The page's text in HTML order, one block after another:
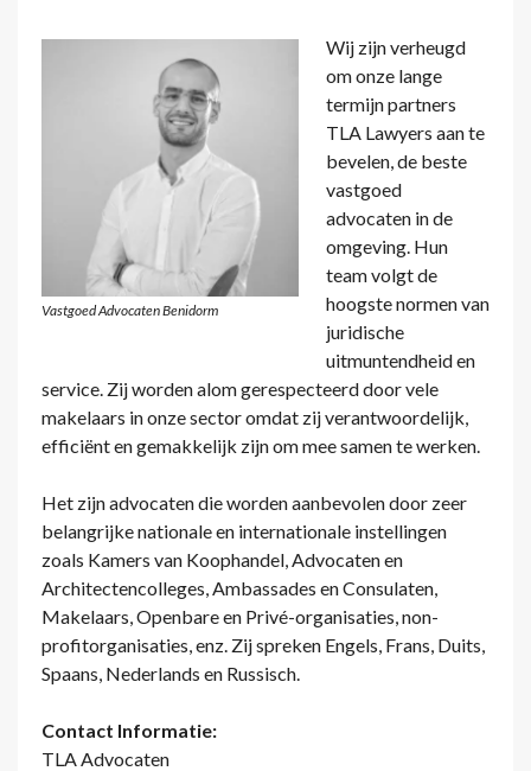
Vastgoed Advocaten Benidorm
Wij zijn verheugd
om onze lange
termijn partners
TLA Lawyers aan te
bevelen, de beste
vastgoed
advocaten in de
omgeving. Hun
team volgt de
hoogste normen van
juridische
uitmuntendheid en
service. Zij worden alom gerespecteerd door vele
makelaars in onze sector omdat zij verantwoordelijk,
efficiënt en gemakkelijk zijn om mee samen te werken.
Het zijn advocaten die worden aanbevolen door zeer
belangrijke nationale en internationale instellingen
zoals Kamers van Koophandel, Advocaten en
Architectencolleges, Ambassades en Consulaten,
Makelaars, Openbare en Privé-organisaties, non-
profitorganisaties, enz. Zij spreken Engels, Frans, Duits,
Spaans, Nederlands en Russisch.
Contact Informatie:
TLA Advocaten